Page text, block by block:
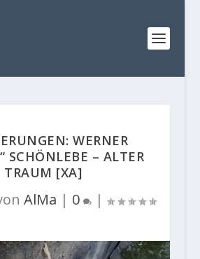
WERNER
SCHÖNLEBE – ALTER
TRAUM [XA]
AlMa | 0 |